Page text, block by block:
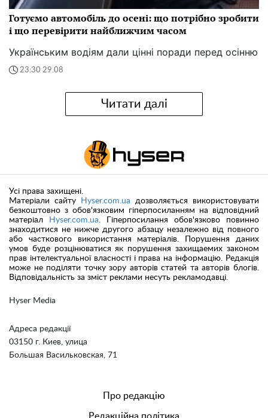
Готуємо автомобіль до осені: що потрібно зробити
і що перевірити найближчим часом
Українським водіям дали цінні поради перед осінню
23:30 29.08
Читати далі
Hyser Media
Адреса редакції
03150 г. Киев, улица
Большая Васильковская, 71
Усі права захищені.
Матеріали сайту
Hyser.com.ua дозволяється використовувати
безкоштовно з обов'язковим гіперпосиланням на відповідний
матеріал
Hyser.com.ua. Гіперпосилання обов'язково повинно
знаходитися не нижче другого абзацу незалежно від повного
або часткового використання матеріалів. Порушення даних
умов буде розцінюватися як порушення захищаемих законом
прав інтелектуальної власності і права на інформацію. Редакція
може не поділяти точку зору авторів статей та авторів блогів.
Відповідальність за зміст реклами несуть рекламодавці.
Про редакцію